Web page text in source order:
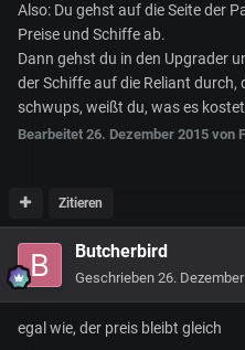
Also: Du gehst auf die Seite der
Preise und Schiffe ab.
Dann gehst du in den Upgrader
der Schiffe auf die Reliant durch,
schwups, weißt du, was es
Bearbeitet 26. Dezember 2015 von
Zitieren
Butcherbird
Geschrieben 26.
egal wie, der preis bleibt gleich